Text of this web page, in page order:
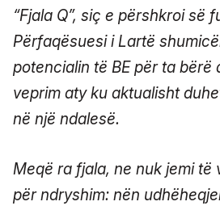
“Fjala Q”, siç e përshkroi së
Përfaqësuesi i Lartë
potencialin të BE për ta bërë
veprim aty ku aktualisht
në një ndalesë.
Meqë ra fjala, ne nuk jemi të
për ndryshim: nën